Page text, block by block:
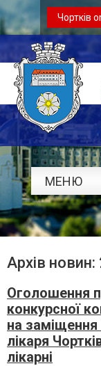
Чортків
МЕНЮ
Архів
Оголошення
конкурсної
на заміщення
лікаря
лікарні